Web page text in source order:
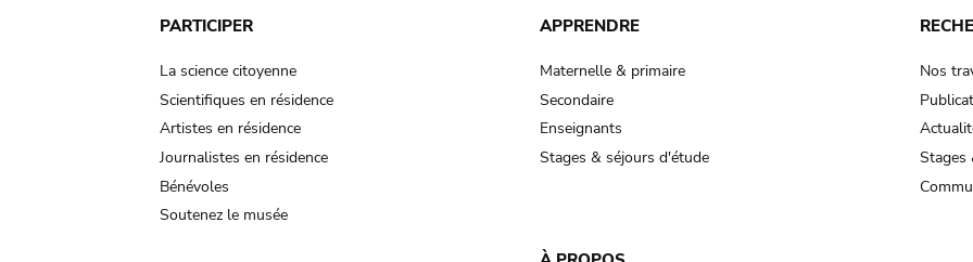
PARTICIPER
La science citoyenne
Scientifiques en résidence
Artistes en résidence
Journalistes en résidence
Bénévoles
Soutenez le musée
APPRENDRE
Maternelle & primaire
Secondaire
Enseignants
Stages & séjours d'étude
Nos
Stages